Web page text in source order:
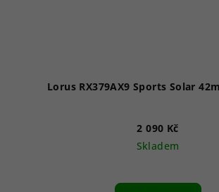
Lorus RX379AX9 Sports Solar
2 090 Kč
Skladem